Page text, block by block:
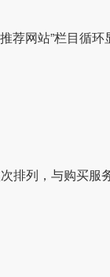
网站”栏目循环
排列，与购买服